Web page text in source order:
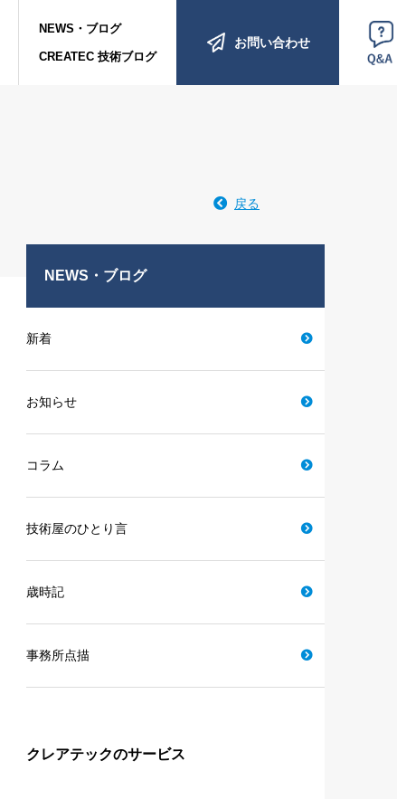
NEWS・ブログ
CREATEC 技術ブログ
お問い合わせ Q&A
戻る
NEWS・ブログ
新着
お知らせ
コラム
技術屋のひとり言
歳時記
事務所点描
クレアテックのサービス